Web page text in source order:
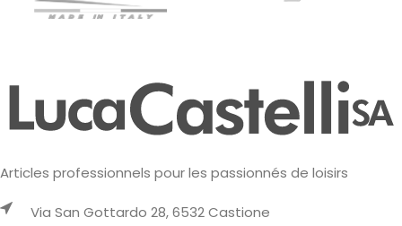
Articles professionnels pour les passionnés de loisirs
Via San Gottardo 28, 6532 Castione